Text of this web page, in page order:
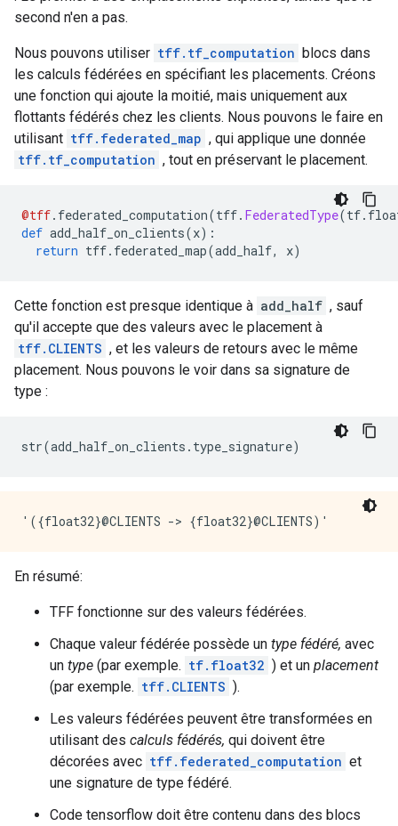
second n'en a pas.
Nous pouvons utiliser tff.tf_computation blocs dans
les calculs fédérées en spécifiant les placements. Créons
une fonction qui ajoute la moitié, mais uniquement aux
flottants fédérés chez les clients. Nous pouvons le faire en
utilisant tff.federated_map , qui applique une donnée
tff.tf_computation , tout en préservant le placement.
@tff. federated_computation(tff. FederatedType(tf.
def add_half_on_clients(x):
return tff. federated_map(add_half, x)
Cette fonction est presque identique à add_half , sauf
qu'il accepte que des valeurs avec le placement à
tff.CLIENTS , et les valeurs de retours avec le même
placement. Nous pouvons le voir dans sa signature de
type :
str(add_half_on_clients . type_signature)
En résumé:
TFF fonctionne sur des valeurs fédérées.
Chaque valeur fédérée possède un type fédéré, avec
un type (par exemple. tf.float32 ) et un placement
(par exemple. tff.CLIENTS ).
Les valeurs fédérées peuvent être transformées en
utilisant des calculs fédérés, qui doivent être
décorées avec tff.federated_computation et
une signature de type fédéré.
Code tensorflow doit être contenu dans des blocs